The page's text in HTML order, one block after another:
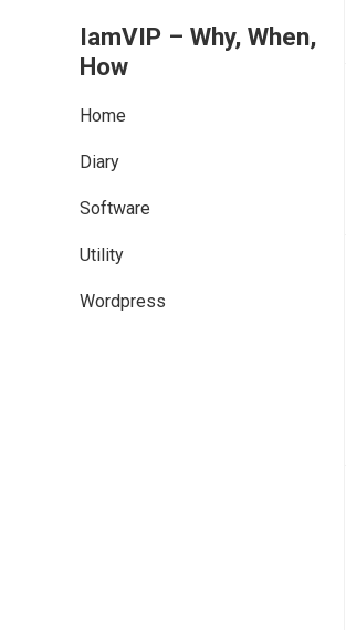
IamVIP – Why, When,
How
Home
Diary
Software
Utility
Wordpress